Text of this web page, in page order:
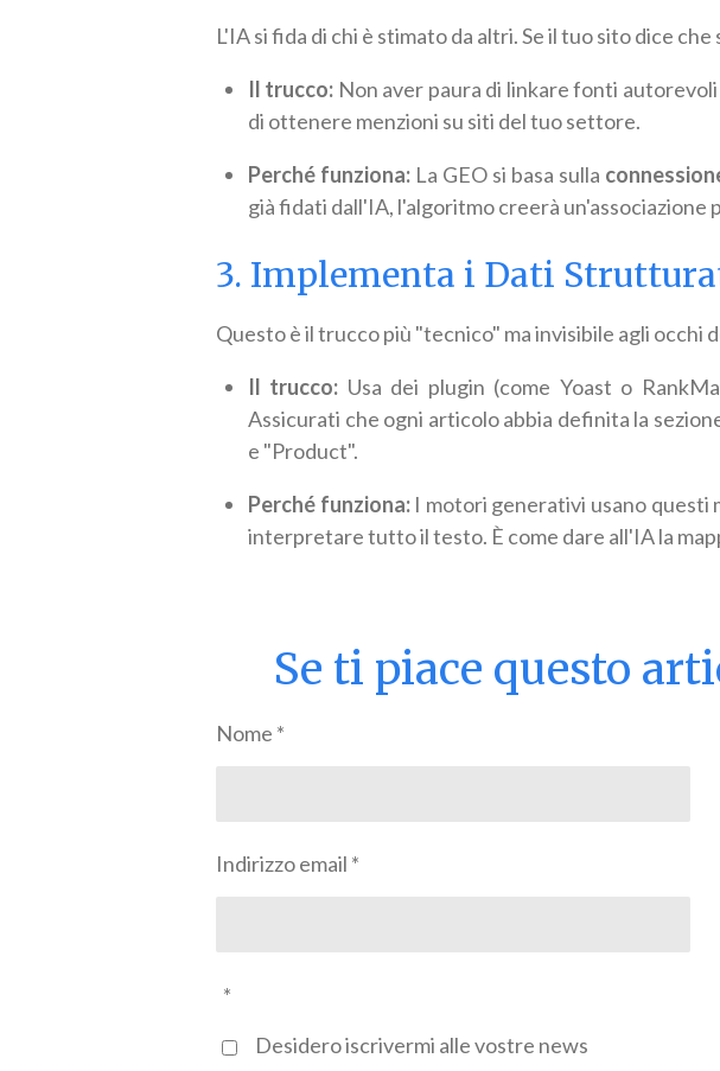
L'IA si fida di chi è stimato da altri. Se il tuo sito dice
Il trucco: Non aver paura di linkare fonti
di ottenere menzioni su siti del tuo settore.
Perché funziona: La GEO si basa sulla
già fidati dall'IA, l'algoritmo creerà
3. Implementa i Dati
Questo è il trucco più "tecnico" ma invisibile agli
Il trucco: Usa dei plugin (come Yoast o
Assicurati che ogni articolo abbia definita la
e "Product".
Perché funziona:I motori generativi usano questi
interpretare tutto il testo. È come dare all'IA la
Se ti piace questo
Nome *
Indirizzo email *
*
Desidero iscrivermi alle vostre news